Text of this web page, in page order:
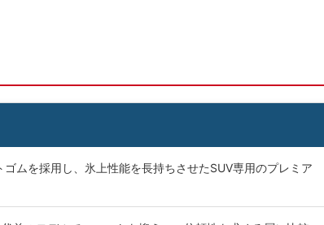
ゴムを採用し、氷上性能を長持ちさせたSUV専用のプレミア